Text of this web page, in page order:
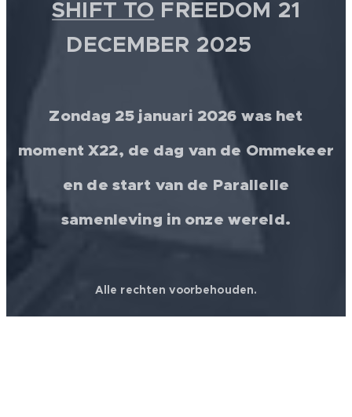
SHIFT TO FREEDOM 21
DECEMBER 2025 💫
Zondag 25 januari 2026 was het
moment X22, de dag van de Ommekeer
en de start van de Parallelle
samenleving in onze wereld.
Alle rechten voorbehouden.